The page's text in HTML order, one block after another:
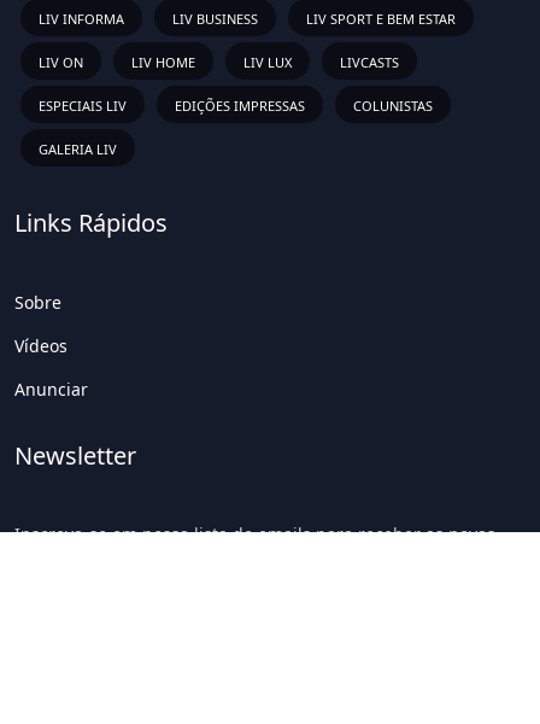
LIV INFORMA LIV BUSINESS LIV SPORT E BEM ESTAR
LIV ON LIV HOME LIV LUX LIVCASTS
ESPECIAIS LIV EDIÇÕES IMPRESSAS COLUNISTAS
GALERIA LIV
Links Rápidos
Sobre
Vídeos
Anunciar
Newsletter
Inscreva-se em nossa lista de emails para receber as novas